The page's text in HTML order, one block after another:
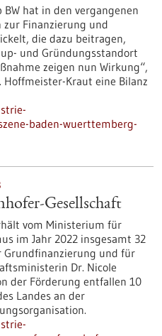
hat in den vergangenen
zur Finanzierung und
die dazu beitragen,
und Gründungsstandort
zeigen nun Wirkung“,
Kraut eine Bilanz
baden-wuerttemberg-
Gesellschaft
vom Ministerium für
im Jahr 2022 insgesamt 32
Grundfinanzierung und für
Dr. Nicole
der Förderung entfallen 10
Landes an der